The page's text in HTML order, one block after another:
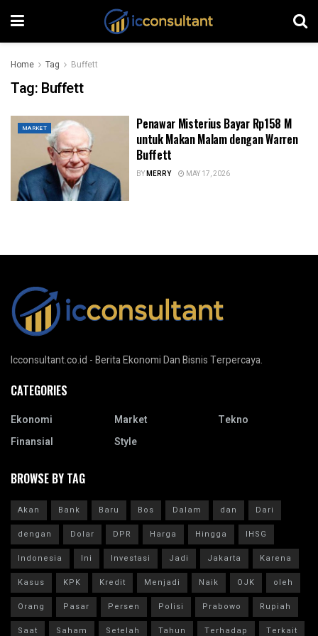
Home Tag Buffett
Tag: Buffett
MARKET
Penawar Misterius Bayar Rp158 M
untuk Makan Malam dengan Warren
Buffett
BYMERRY MAY 17, 2026
Icconsultant.co.id - Berita Ekonomi Dan Bisnis Terpercaya.
CATEGORIES
Ekonomi
Finansial
Market
Style
Tekno
BROWSE BY TAG
Akan Bank Baru Bos Dalam dan
Dari
dengan
Dolar DPR Harga Hingga
IHSG
Indonesia
Ini Investasi Jadi Jakarta
Karena
Kasus
KPK Kredit Menjadi Naik OJK
oleh
Orang
Pasar Persen Polisi Prabowo
Rupiah
Saat
Saham Setelah Tahun Terhadap Terkait